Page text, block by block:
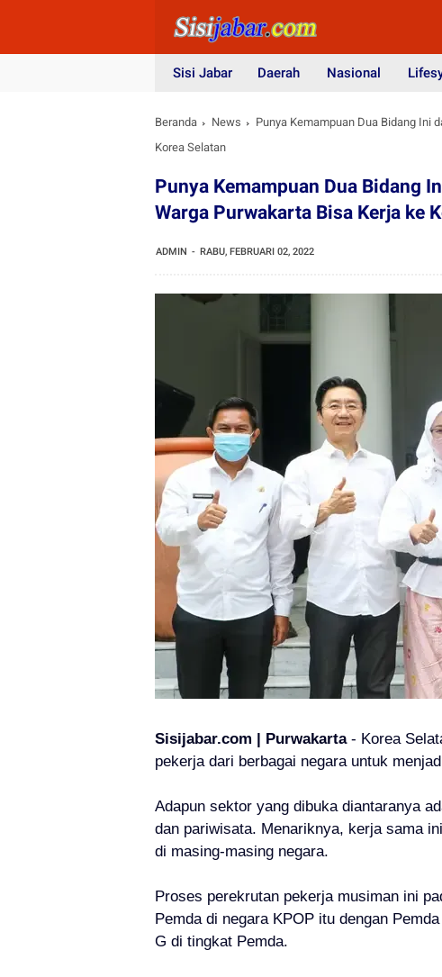
Sisi Jabar Daerah Nasional
Beranda News
Punya Kemampuan Dua Bidang Ini
Korea Selatan
Punya Kemampuan Dua Bidang
Warga Purwakarta Bisa Kerja ke
ADMIN RABU, FEBRUARI 02, 2022
Sisijabar.com | Purwakarta - Korea
pekerja dari berbagai negara untuk
Adapun sektor yang dibuka diantaranya
dan pariwisata. Menariknya, kerja sama
di masing-masing negara.
Proses perekrutan pekerja musiman ini
Pemda di negara KPOP itu dengan
G di tingkat Pemda.